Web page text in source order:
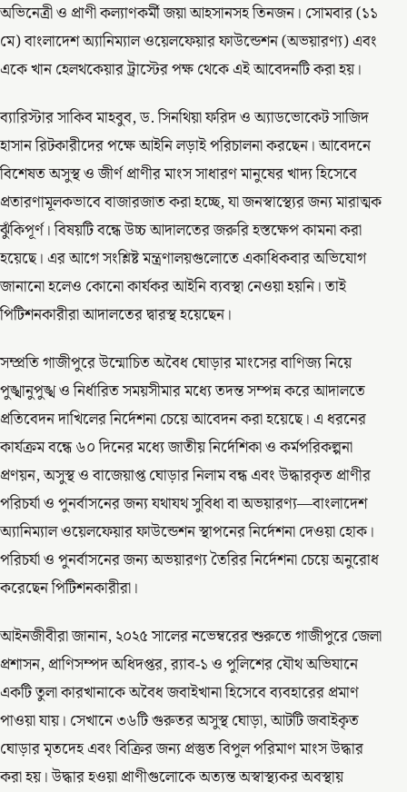
অভিনেত্রী ও প্রাণী কল্যাণকর্মী জয়া আহসানসহ তিনজন। সোমবার (১১
মে) বাংলাদেশ অ্যানিম্যাল ওয়েলফেয়ার ফাউন্ডেশন (অভয়ারণ্য) এবং
একে খান হেলথকেয়ার ট্রাস্টের পক্ষ থেকে এই আবেদনটি করা হয়।
ব্যারিস্টার সাকিব মাহবুব, ড. সিনথিয়া ফরিদ ও অ্যাডভোকেট সাজিদ
হাসান রিটকারীদের পক্ষে আইনি লড়াই পরিচালনা করছেন। আবেদনে
বিশেষত অসুস্থ ও জীর্ণ প্রাণীর মাংস সাধারণ মানুষের খাদ্য হিসেবে
প্রতারণামূলকভাবে বাজারজাত করা হচ্ছে, যা জনস্বাস্থ্যের জন্য মারাত্মক
ঝুঁকিপূর্ণ। বিষয়টি বন্ধে উচ্চ আদালতের জরুরি হস্তক্ষেপ কামনা করা
হয়েছে। এর আগে সংশ্লিষ্ট মন্ত্রণালয়গুলোতে একাধিকবার অভিযোগ
জানানো হলেও কোনো কার্যকর আইনি ব্যবস্থা নেওয়া হয়নি। তাই
পিটিশনকারীরা আদালতের দ্বারস্থ হয়েছেন।
সম্প্রতি গাজীপুরে উন্মোচিত অবৈধ ঘোড়ার মাংসের বাণিজ্য নিয়ে
পুঙ্খানুপুঙ্খ ও নির্ধারিত সময়সীমার মধ্যে তদন্ত সম্পন্ন করে আদালতে
প্রতিবেদন দাখিলের নির্দেশনা চেয়ে আবেদন করা হয়েছে। এ ধরনের
কার্যক্রম বন্ধে ৬০ দিনের মধ্যে জাতীয় নির্দেশিকা ও কর্মপরিকল্পনা
প্রণয়ন, অসুস্থ ও বাজেয়াপ্ত ঘোড়ার নিলাম বন্ধ এবং উদ্ধারকৃত প্রাণীর
পরিচর্যা ও পুনর্বাসনের জন্য যথাযথ সুবিধা বা অভয়ারণ্য—বাংলাদেশ
অ্যানিম্যাল ওয়েলফেয়ার ফাউন্ডেশন স্থাপনের নির্দেশনা দেওয়া হোক।
পরিচর্যা ও পুনর্বাসনের জন্য অভয়ারণ্য তৈরির নির্দেশনা চেয়ে অনুরোধ
করেছেন পিটিশনকারীরা।
আইনজীবীরা জানান, ২০২৫ সালের নভেম্বরের শুরুতে গাজীপুরে জেলা
প্রশাসন, প্রাণিসম্পদ অধিদপ্তর, র‌্যাব-১ ও পুলিশের যৌথ অভিযানে
একটি তুলা কারখানাকে অবৈধ জবাইখানা হিসেবে ব্যবহারের প্রমাণ
পাওয়া যায়। সেখানে ৩৬টি গুরুতর অসুস্থ ঘোড়া, আটটি জবাইকৃত
ঘোড়ার মৃতদেহ এবং বিক্রির জন্য প্রস্তুত বিপুল পরিমাণ মাংস উদ্ধার
করা হয়। উদ্ধার হওয়া প্রাণীগুলোকে অত্যন্ত অস্বাস্থ্যকর অবস্থায়